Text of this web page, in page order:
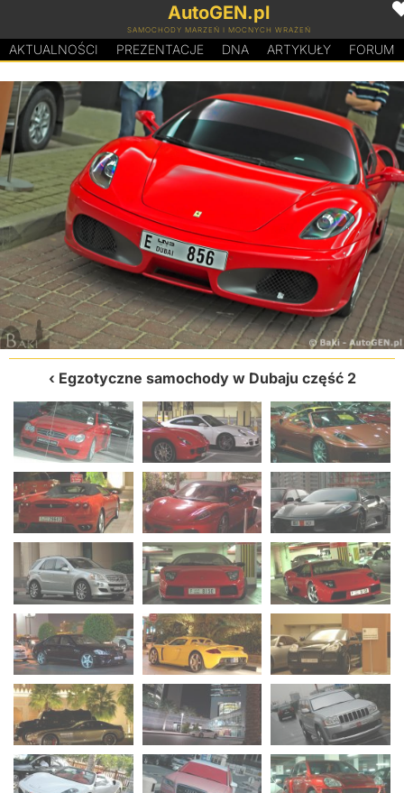
AutoGEN.pl
SAMOCHODY MARZEŃ I MOCNYCH WRAŻEŃ
AKTUALNOŚCI PREZENTACJE DNA ARTYKUŁY FORUM
Egzotyczne samochody w Dubaju część 2